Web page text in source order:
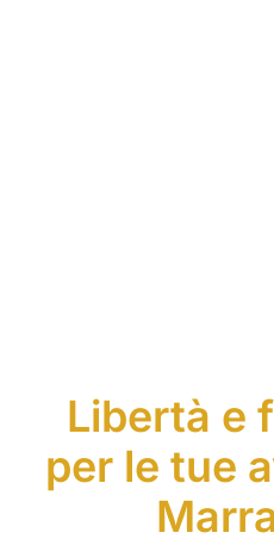
Libertà e
per le tue